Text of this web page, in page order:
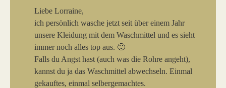
Liebe Lorraine,
ich persönlich wasche jetzt seit über einem Jahr
unsere Kleidung mit dem Waschmittel und es sieht
immer noch alles top aus. 🙂
Falls du Angst hast (auch was die Rohre angeht),
kannst du ja das Waschmittel abwechseln. Einmal
gekauftes, einmal selbergemachtes.